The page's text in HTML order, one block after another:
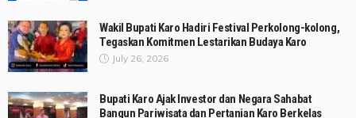
Wakil Bupati Karo Hadiri Festival Perkolong-kolong,
Tegaskan Komitmen Lestarikan Budaya Karo
July 26, 2026
Bupati Karo Ajak Investor dan Negara Sahabat
Bangun Pariwisata dan Pertanian Karo Berkelas